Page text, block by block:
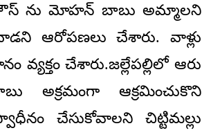
హౌస్ ను మోహన్ బాబు అమ్మాలని
ఆరోపణలు చేశారు. వాళ్లు
చేశారు.జల్లేపల్లిలో ఆరు
ఆక్రమించుకొని
చేసుకోవాలని చిట్టిమల్లు